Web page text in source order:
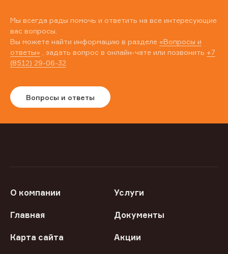
Мы всегда рады помочь и ответить на все интересующие
вас вопросы.
Вы можете найти информацию в разделе «Вопросы и
ответы» , задать вопрос в онлайн-чате или позвонить +7
(8512) 29-06-32
Вопросы и ответы
О компании Услуги
Главная Документы
Карта сайта Акции